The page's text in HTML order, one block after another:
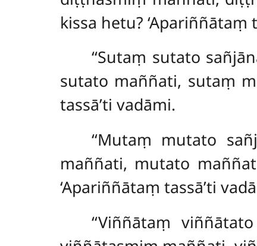
kissa hetu? ‘Apariññātaṃ
‘‘Sutaṃ sutato
sutato maññati, sutaṃ
tassā’ti vadāmi.
‘‘Mutaṃ mutato
maññati, mutato
‘Apariññātaṃ tassā’ti
‘‘Viññātaṃ